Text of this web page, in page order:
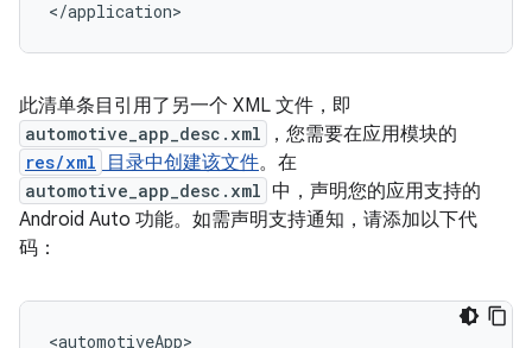
此清单条目引用了另一个 XML 文件，即
automotive_app_desc.xml ，您需要在应用模块的
res/xml 目录中创建该文件。在
automotive_app_desc.xml 中，声明您的应用支持的
Android Auto 功能。如需声明支持通知，请添加以下代
码：